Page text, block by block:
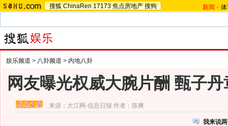
搜狐 ChinaRen 17173 焦点房地产 搜狗 新闻 -
娱乐频道 > 八卦频道 > 内地八卦
网友曝光权威大腕片酬 甄子
来源： 大江网-信息日报 作者：陈爽
我来说